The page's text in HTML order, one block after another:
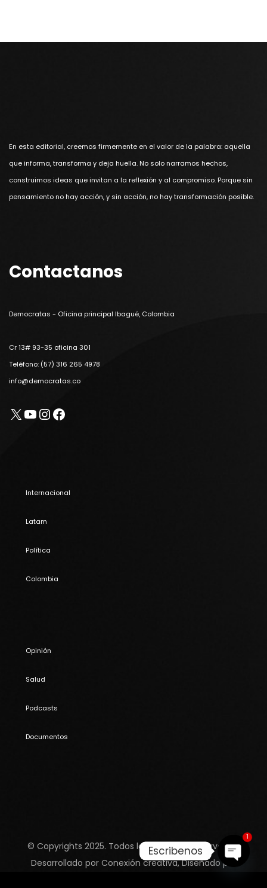
En esta editorial, creemos firmemente en el valor de la palabra: aquella
que informa, transforma y deja huella. No solo narramos hechos,
construimos ideas que invitan a la reflexión y al compromiso. Porque sin
pensamiento no hay acción, y sin acción, no hay transformación posible.
Contactanos
Democratas - Oficina principal Ibagué, Colombia
Cr 13# 93-35 oficina 301
Teléfono: (57) 316 265 4978
info@democratas.co
X YouTube
Instagram
Facebook
Internacional
Latam
Política
Colombia
Opinión
Salud
Podcasts
Documentos
© Copyrights 2025. Todos los derechos reservados.
Desarrollado por Conexión creativa,Diseñado por
Escribenos
1